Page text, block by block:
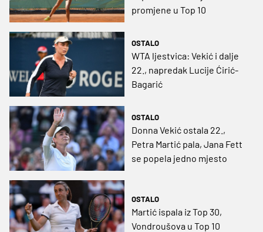
promjene u Top 10
OSTALO
WTA ljestvica: Vekić i dalje
22., napredak Lucije Ćirić-
Bagarić
OSTALO
Donna Vekić ostala 22.,
Petra Martić pala, Jana Fett
se popela jedno mjesto
OSTALO
Martić ispala iz Top 30,
Vondroušova u Top 10